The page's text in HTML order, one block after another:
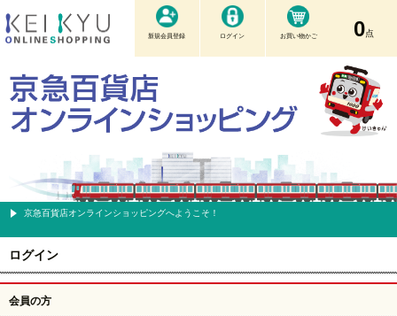
新規会員登録 ログイン お買い物かご 0点
京急百貨店オンラインショッピングへようこそ！
ログイン
会員の方